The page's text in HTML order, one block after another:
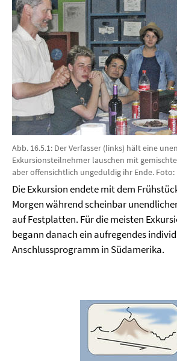
Abb. 16.5.1: Der Verfasser (links) hält eine
Exkursionsteilnehmer lauschen mit
aber offensichtlich ungeduldig ihr Ende. Foto:
Die Exkursion endete mit dem
Morgen während scheinbar
auf Festplatten. Für die meisten
begann danach ein aufregendes
Anschlussprogramm in Südamerika.